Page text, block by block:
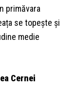
primăvara
se topește și
medie
Cernei